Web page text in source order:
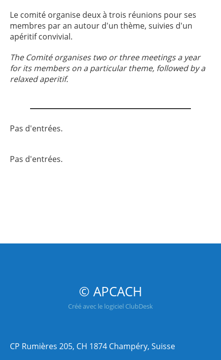
Le comité organise deux à trois réunions pour ses
membres par an autour d'un thème, suivies d'un
apéritif convivial.
The Comité organises two or three meetings a year
for its members on a particular theme, followed by a
relaxed aperitif.
Pas d'entrées.
Pas d'entrées.
© APCACH
Créé avec le logiciel ClubDesk
CP Rumières 205, CH 1874 Champéry, Suisse